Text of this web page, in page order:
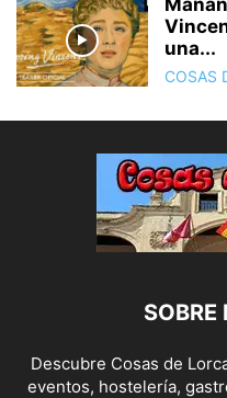
una...
COSAS
SOBRE
Descubre Cosas de
eventos, hostelería,